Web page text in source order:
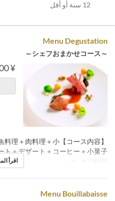
12 سنة أو أقل
Menu Degustation
～シェフおまかせコース～
¥ 10,800
＋魚料理＋肉料理＋小
ト＋デザート＋コーヒー＋小菓子
وجبات العشاء اقرأ
Menu Bouillabaisse